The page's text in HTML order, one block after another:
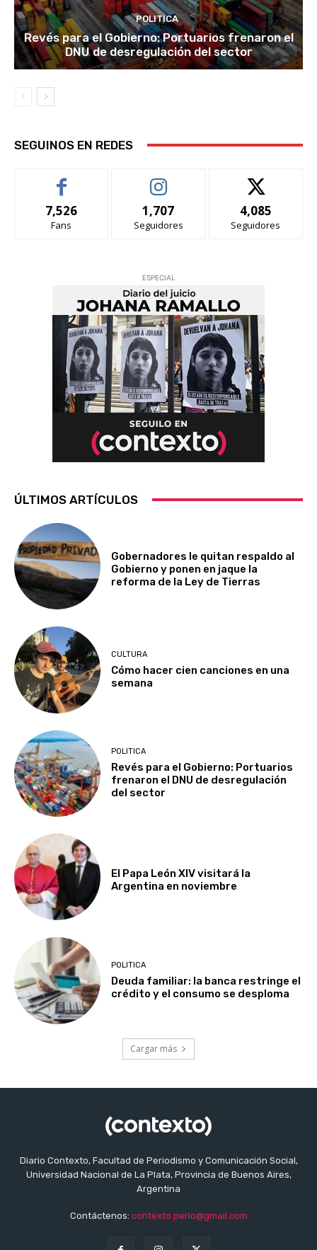
POLITICA
Revés para el Gobierno: Portuarios frenaron el
DNU de desregulación del sector
SEGUINOS EN REDES
7,526
Fans
1,707
Seguidores
4,085
Seguidores
ESPECIAL
ÚLTIMOS ARTÍCULOS
Gobernadores le quitan respaldo al
Gobierno y ponen en jaque la
reforma de la Ley de Tierras
CULTURA
Cómo hacer cien canciones en una
semana
POLITICA
Revés para el Gobierno: Portuarios
frenaron el DNU de desregulación
del sector
El Papa León XIV visitará la
Argentina en noviembre
POLITICA
Deuda familiar: la banca restringe el
crédito y el consumo se desploma
Cargar más
Diario Contexto, Facultad de Periodismo y Comunicación Social,
Universidad Nacional de La Plata, Provincia de Buenos Aires,
Argentina
Contáctenos: contexto.perio@gmail.com